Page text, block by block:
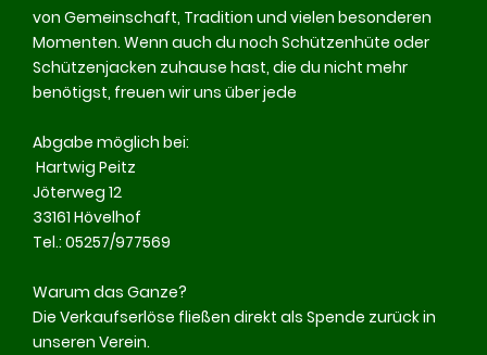
von Gemeinschaft, Tradition und vielen besonderen
Momenten. Wenn auch du noch Schützenhüte oder
Schützenjacken zuhause hast, die du nicht mehr
benötigst, freuen wir uns über jede
Abgabe möglich bei:
Hartwig Peitz
Jöterweg 12
33161 Hövelhof
Tel.: 05257/977569
Warum das Ganze?
Die Verkaufserlöse fließen direkt als Spende zurück in
unseren Verein.